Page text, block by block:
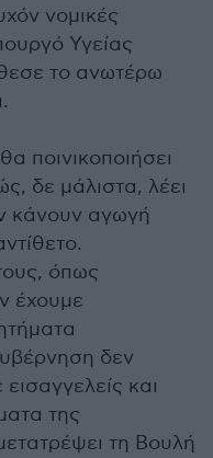
νομικές
Υγείας
το ανωτέρω
ποινικοποιήσει
δε μάλιστα, λέει
κάνουν αγωγή
όπως
έχουμε
δεν
και
της
τη Βουλή